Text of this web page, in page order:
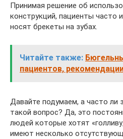
Принимая решение об
конструкций, пациенты часто
носят брекеты на зубах.
Читайте также:
пациентов,
Давайте подумаем, а часто
такой вопрос? Да, это
людей которые хотят
имеют несколько